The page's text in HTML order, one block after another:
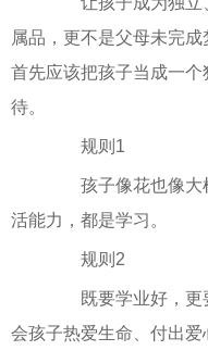
属品，更不是父母未完成
首先应该把孩子当成一
待。
规则1
孩子像花也像大
活能力，都是学习。
规则2
既要学业好，更
会孩子热爱生命、付出爱